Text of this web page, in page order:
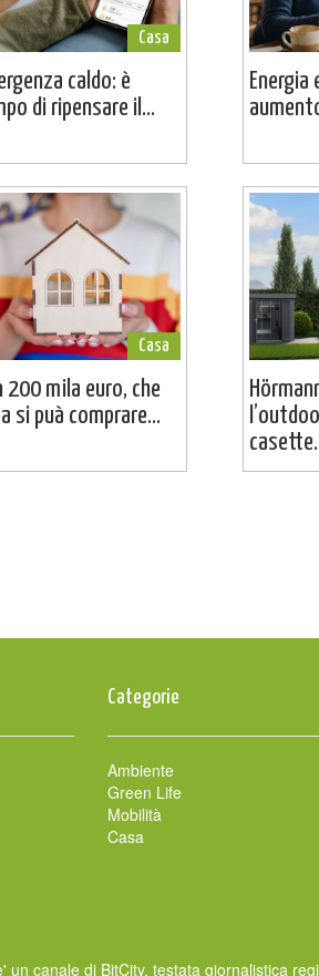
Casa
caldo: è
di ripensare il...
Energia
Casa
200 mila euro, che
si puà comprare...
Categorie
Ambiente
Green Life
Mobilità
Casa
un canale di BitCity, testata giornalistica